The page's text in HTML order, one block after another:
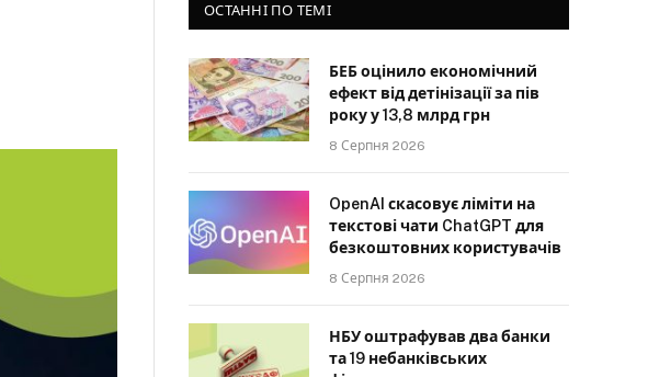
ОСТАННІ ПО ТЕМІ
БЕБ оцінило економічний
ефект від детінізації за пів
року у 13,8 млрд грн
8 Серпня 2026
OpenAI скасовує ліміти на
текстові чати ChatGPT для
безкоштовних користувачів
8 Серпня 2026
НБУ оштрафував два банки
та 19 небанківських